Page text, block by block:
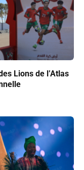
Lions de l’Atlas